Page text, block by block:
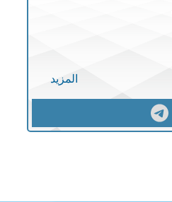
المزيد